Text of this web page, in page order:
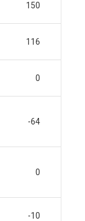
150
116
0
-64
0
-10